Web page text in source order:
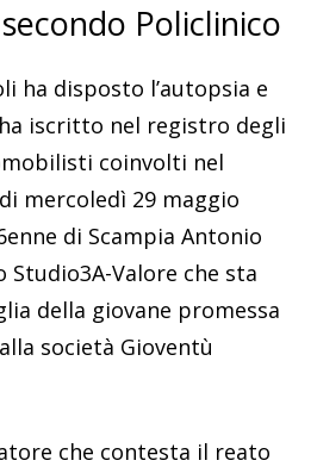
Policlinico
ha disposto l’autopsia e
iscritto nel registro degli
coinvolti nel
di mercoledì 29 maggio
di Scampia Antonio
Studio3A-Valore che sta
della giovane promessa
società Gioventù
che contesta il reato